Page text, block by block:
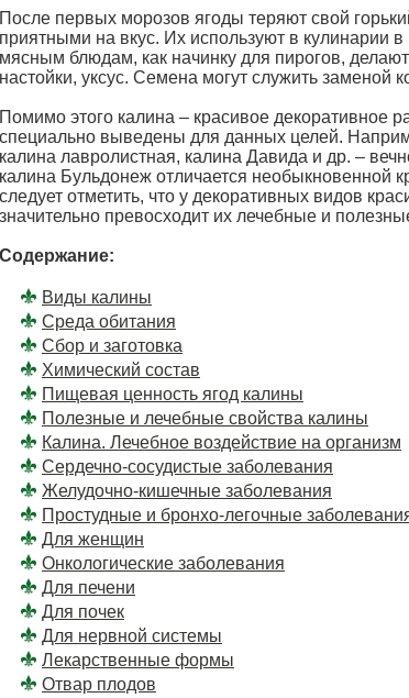
После первых морозов ягоды теряют свой
приятными на вкус. Их используют в кулинарии
мясным блюдам, как начинку для пирогов,
настойки, уксус. Семена могут служить заменой
Помимо этого калина – красивое декоративное
специально выведены для данных целей.
калина лавролистная, калина Давида и др. –
калина Бульдонеж отличается необыкновенной
следует отметить, что у декоративных видов
значительно превосходит их лечебные и
Содержание:
Виды калины
Среда обитания
Сбор и заготовка
Химический состав
Пищевая ценность ягод калины
Полезные и лечебные свойства калины
Калина. Лечебное воздействие на организм
Сердечно-сосудистые заболевания
Желудочно-кишечные заболевания
Простудные и бронхо-легочные
Для женщин
Онкологические заболевания
Для печени
Для почек
Для нервной системы
Лекарственные формы
Отвар плодов